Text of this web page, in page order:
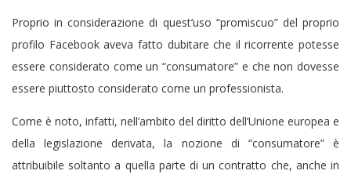
Proprio in considerazione di quest’uso “promiscuo” del proprio
profilo Facebook aveva fatto dubitare che il ricorrente potesse
essere considerato come un “consumatore” e che non dovesse
essere piuttosto considerato come un professionista.
Come è noto, infatti, nell’ambito del diritto dell’Unione europea e
della legislazione derivata, la nozione di “consumatore” è
attribuibile soltanto a quella parte di un contratto che, anche in